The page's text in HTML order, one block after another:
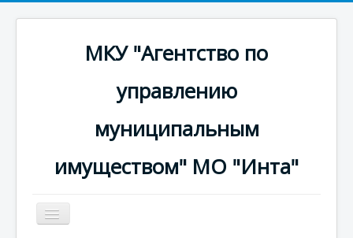
МКУ "Агентство по
управлению
муниципальным
имуществом" МО "Инта"
Включить/
выключить